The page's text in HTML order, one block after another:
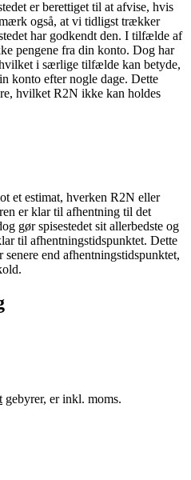
er berettiget til at afvise, hvis
også, at vi tidligst trækker
har godkendt den. I tilfælde af
pengene fra din konto. Dog har
i særlige tilfælde kan betyde,
konto efter nogle dage. Dette
hvilket R2N ikke kan holdes
et estimat, hverken R2N eller
er klar til afhentning til det
gør spisestedet sit allerbedste og
til afhentningstidspunktet. Dette
end afhentningstidspunktet,
gebyrer, er inkl. moms.